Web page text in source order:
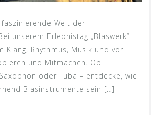
Welt der
unserem Erlebnistag „Blaswerk“
Klang, Rhythmus, Musik und vor
und Mitmachen. Ob
oder Tuba – entdecke, wie
Blasinstrumente sein […]